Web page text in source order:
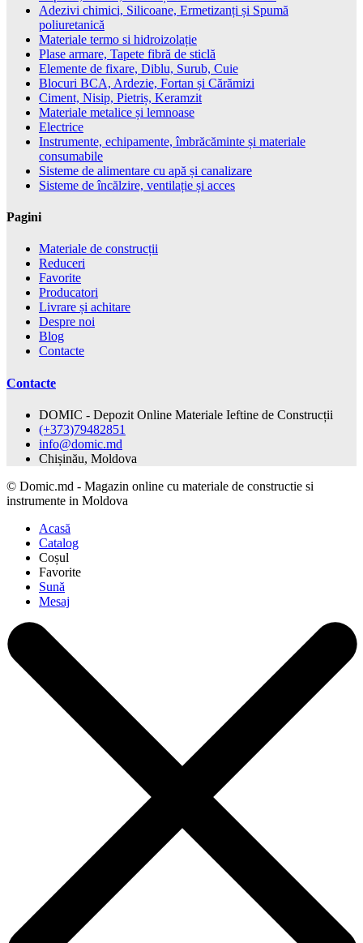
Adezivi chimici, Silicoane, Ermetizanți și Spumă
poliuretanică
Materiale termo si hidroizolație
Plase armare, Tapete fibră de sticlă
Elemente de fixare, Diblu, Surub, Cuie
Blocuri BCA, Ardezie, Fortan și Cărămizi
Ciment, Nisip, Pietriș, Keramzit
Materiale metalice și lemnoase
Electrice
Instrumente, echipamente, îmbrăcăminte și materiale
consumabile
Sisteme de alimentare cu apă și canalizare
Sisteme de încălzire, ventilație și acces
Pagini
Materiale de construcții
Reduceri
Favorite
Producatori
Livrare și achitare
Despre noi
Blog
Contacte
Contacte
DOMIC - Depozit Online Materiale Ieftine de Construcții
(+373)79482851
info@domic.md
Chișinău, Moldova
© Domic.md - Magazin online cu materiale de constructie si
instrumente in Moldova
Acasă
Catalog
Coșul
Favorite
Sună
Mesaj